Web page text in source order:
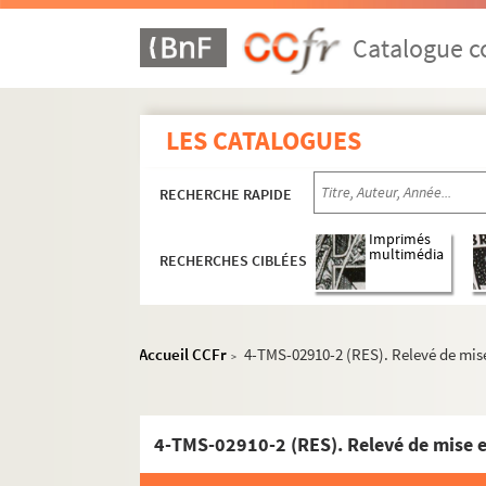
Catalogue
LES CATALOGUES
RECHERCHE RAPIDE
RECHERCHES CIBLÉES
Imprimés
multimédia
Accueil CCFr > 4-TMS-02910-2 (RES). Relevé de
4-TMS-02910-2 (RES). Relevé de mise
John Steinbeck. Des souris et des hommes
Arthur Bernède. Sous l'épaulette : drame en
Louis Ducreux. Un souvenir d'Italie :
Lambert Thiboust, Alfred Delacour. Les
Bonis-Charancle. Souvent femme... :
Villemer, Lucien Delormel. Souviens-toi de
Madeleine de Zogheb, Jacques de Zogheb.
Louis Ducreux. Le square du Pérou : comédie
Émile de Girardin. Le supplice d'une femme :
Gabriel Trarieux. Sur la foi des étoiles : pièce